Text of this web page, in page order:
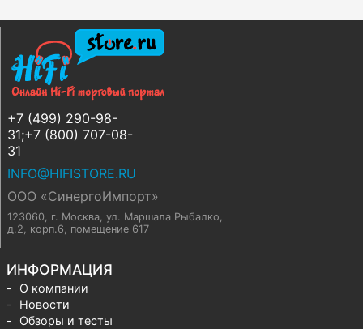
+7 (499) 290-98-
31;+7 (800) 707-08-
31
INFO@HIFISTORE.RU
ООО «СинергоИмпорт»
123060, г. Москва, ул. Маршала Рыбалко,
д.2, корп.6, помещение 617
ИНФОРМАЦИЯ
О компании
Новости
Обзоры и тесты